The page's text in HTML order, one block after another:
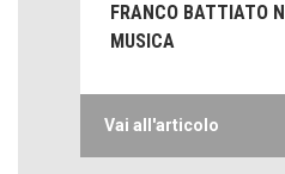
FRANCO BATTIATO
MUSICA
Vai all'articolo
Bolzano: L'Eisenhut Boutique
Teodorico, sovrano illuminato